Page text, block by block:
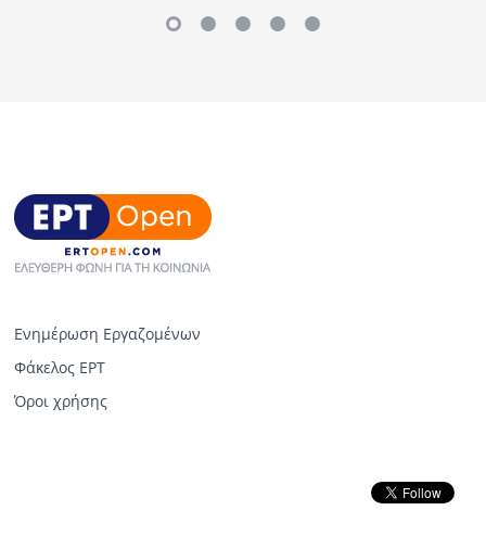
Ενημέρωση Εργαζομένων
Φάκελος ΕΡΤ
Όροι χρήσης